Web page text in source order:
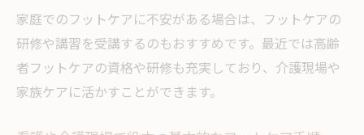
家庭でのフットケアに不安がある場合は、フットケアの
研修や講習を受講するのもおすすめです。最近では高齢
者フットケアの資格や研修も充実しており、介護現場や
家族ケアに活かすことができます。